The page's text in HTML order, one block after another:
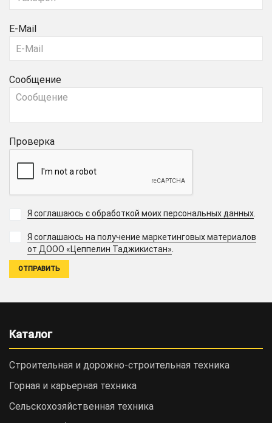
E-Mail
Сообщение
Проверка
Я соглашаюсь с обработкой моих персональных данных.
Я соглашаюсь на получение маркетинговых материалов
от ДООО «Цеппелин Таджикистан».
Каталог
Строительная и дорожно-cтроительная техника
Горная и карьерная техника
Сельскохозяйственная техника